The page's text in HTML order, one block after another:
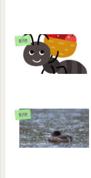
動物
動物